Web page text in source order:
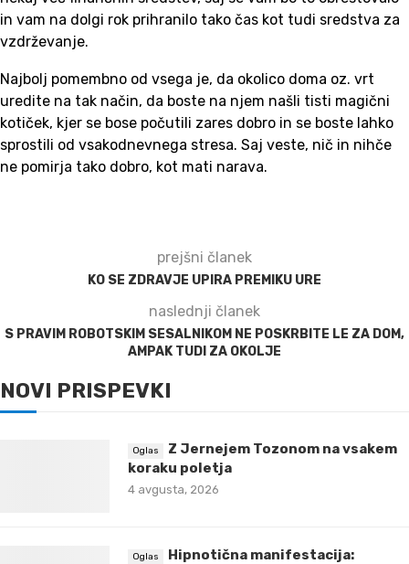
in vam na dolgi rok prihranilo tako čas kot tudi sredstva za
vzdrževanje.
Najbolj pomembno od vsega je, da okolico doma oz. vrt
uredite na tak način, da boste na njem našli tisti magični
kotiček, kjer se bose počutili zares dobro in se boste lahko
sprostili od vsakodnevnega stresa. Saj veste, nič in nihče
ne pomirja tako dobro, kot mati narava.
prejšni članek
KO SE ZDRAVJE UPIRA PREMIKU URE
naslednji članek
S PRAVIM ROBOTSKIM SESALNIKOM NE POSKRBITE LE ZA DOM,
AMPAK TUDI ZA OKOLJE
NOVI PRISPEVKI
Z Jernejem Tozonom na vsakem
koraku poletja
4 avgusta, 2026
Hipnotična manifestacija: